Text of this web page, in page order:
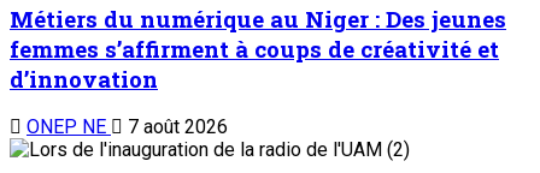
Métiers du numérique au Niger : Des jeunes
femmes s’affirment à coups de créativité et
d’innovation
ONEP NE 7 août 2026